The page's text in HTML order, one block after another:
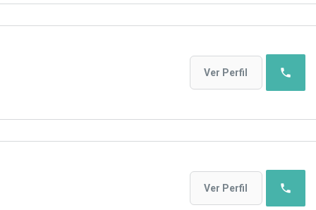
Ver Perfil phone
Ver Perfil phone